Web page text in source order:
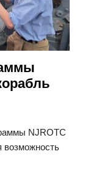
NJROTC
возможность